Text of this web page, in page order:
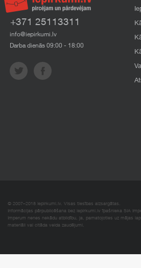
+371 25113311
info@iepirkumi.lv
Darba dienās 09:00 - 18:00
© 2007–2018 Iepirkumi.lv. Visas tiesības aizsargātas.
Informācijas pārpublicēšana bez iepirkumi.lv īpašnieka SIA
Imperum nenes nekādu atbildību, ja, pamatojoties uz mājas
materiāli vai citāda veida zaudējumi.